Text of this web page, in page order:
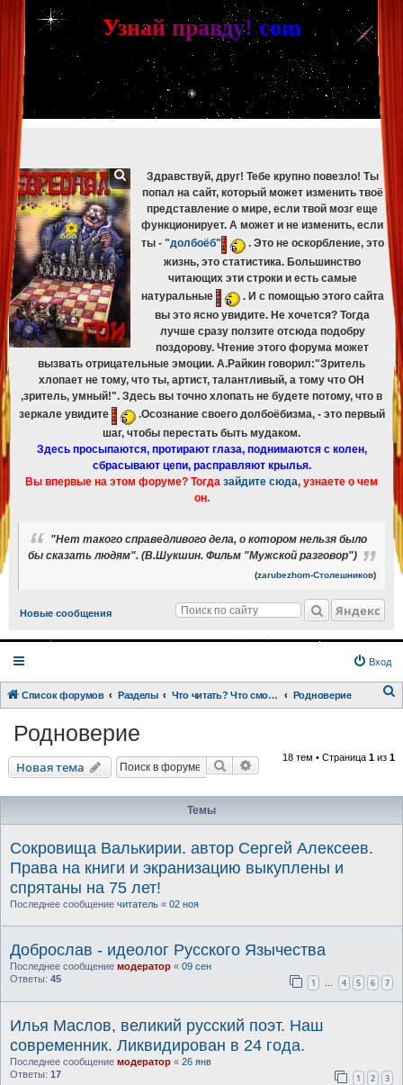
[phpBB Debug] PHP Warning : in file [ROOT]/phpbb/db/driver/mysqli.php
mysqli_fetch_assoc(): Couldn't fetch mysqli_result
[phpBB Debug] PHP Warning: in file[ROOT]/phpbb/db/driver/mysqli.php 329
mysqli_free_result(): Couldn't fetch mysqli_result
[phpBB Debug] PHP Warning
[ROOT]/phpbb/db/driver/mysqli.php on line 265
mysqli_fetch_assoc(): Couldn't fetch mysqli_result
[phpBB Debug] PHP Warning
: in file [ROOT]/phpbb/db/driver/mysqli.php on line329
mysqli_free_result(): Couldn't fetch mysqli_result
[phpBB Debug] PHP Warning: in file [ROOT]/phpbb/db/driver/mysqli.php on line 265
mysqli_fetch_assoc(): Couldn't fetch mysqli_result
[phpBB Debug] PHP Warning
[ROOT]/phpbb/db/driver/mysqli.php on line329:
mysqli_free_result(): Couldn't fetch mysqli_result
Узнай правду! com
Здравствуй, друг! Тебе крупно повезло! Ты
попал на сайт, который может изменить твоё
представление о мире, если твой мозг еще
функционирует. А может и не изменить, если
ты - "долбоёб"
. Это не оскорбление, это
жизнь, это статистика. Большинство
читающих эти строки и есть самые
натуральные
. И с помощью этого сайта
вы это ясно увидите. Не хочется? Тогда
лучше сразу ползите отсюда подобру
поздорову. Чтение этого форума может
вызвать отрицательные эмоции. А.Райкин говорил:"Зритель
хлопает не тому, что ты, артист, талантливый, а тому что ОН
,зритель, умный!". Здесь вы точно хлопать не будете потому, что в
зеркале увидите
.Осознание своего долбоёбизма, - это первый
шаг, чтобы перестать быть мудаком.
Здесь просыпаются, протирают глаза, поднимаются с колен,
сбрасывают цепи, расправляют крылья.
Вы впервые на этом форуме? Тогда зайдите сюда, узнаете о чем
он.
"Нет такого справедливого дела, о котором нельзя было
бы сказать людям". (В.Шукшин. Фильм "Мужской разговор")
(zarubezhom-Столешников)
Новые сообщения Яндекс
Вход
Список форумов Разделы Что читать? Что смотреть? Книги и фильмы в кратком изложении Родноверие
Родноверие
Новая тема Поиск Расширенный поиск
18 тем • Страница 1 из 1
Темы
Сокровища Валькирии. автор Сергей Алексеев.
Права на книги и экранизацию выкуплены и
спрятаны на 75 лет!
Последнее сообщение читатель « 02 ноя
Доброслав - идеолог Русского Язычества
Последнее сообщение модератор « 09 сен
Ответы: 45 1 4 5 6 7
Илья Маслов, великий русский поэт. Наш
современник. Ликвидирован в 24 года.
Последнее сообщение модератор « 26 янв
Ответы: 17 1 2 3